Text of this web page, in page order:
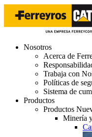
Nosotros
Acerca de
Trabaja con
Políticas de
Sistema de
Productos
Productos
Minería